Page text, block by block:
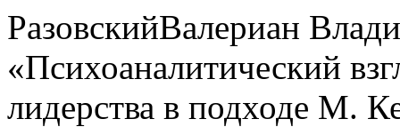
РазовскийВалериан
«Психоаналитический
лидерства в подходе М.